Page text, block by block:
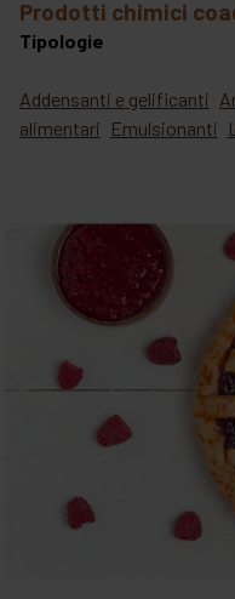
prodotti chimici
Tipologie
Addensanti e gelificanti
alimentari Emulsionanti